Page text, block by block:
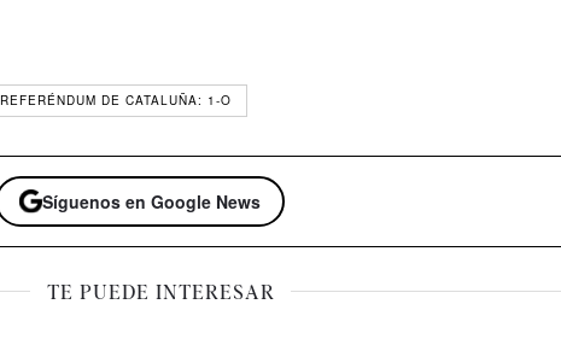
REFERÉNDUM DE CATALUÑA: 1-O
Síguenos en Google News
TE PUEDE INTERESAR